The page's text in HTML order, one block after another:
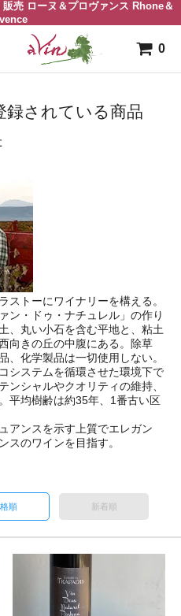
売 ローヌ＆プロヴァンス Rhone＆
0
録されている商品
ストーにワイナリーを構える。
ン・ドゥ・ナチュレル」の作り
、丸い小石を含む平地と、粘土
向きの丘の中腹にある。除草
、化学製品は一切使用しない。
システムを循環させた環境下で
ンシャルやクオリティの維持、
平均樹齢は約35年、1番古い区
アンスを示す上質でエレガン
スのワインを目指す。
順 新着順